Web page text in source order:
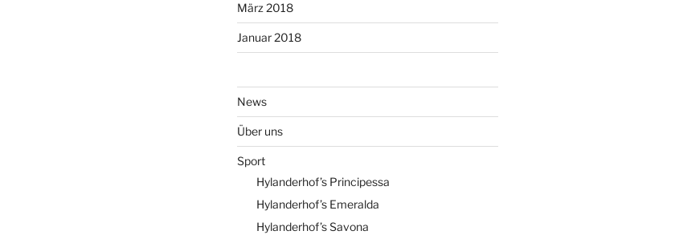
März 2018
Januar 2018
News
Über uns
Sport
Hylanderhof’s Principessa
Hylanderhof’s Emeralda
Hylanderhof’s Savona